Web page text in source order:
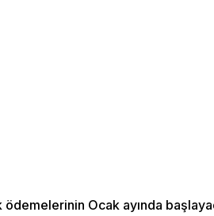
Ocak ayında